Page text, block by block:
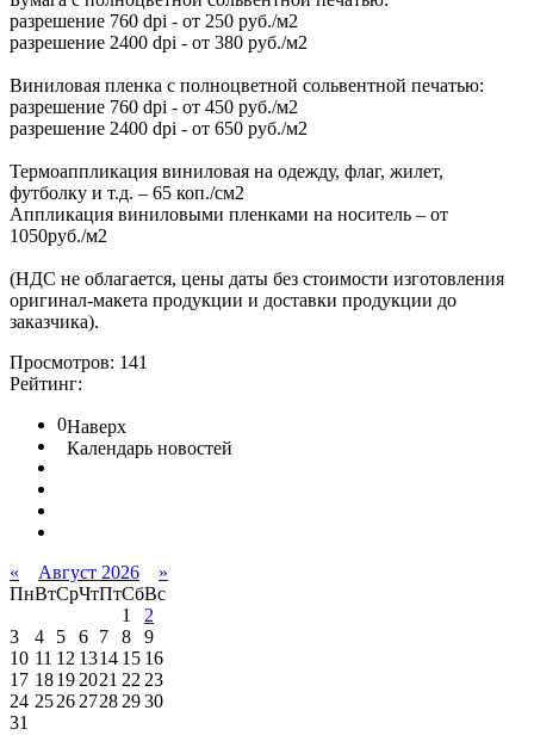
разрешение 760 dpi - от 250 руб./м2
разрешение 2400 dpi - от 380 руб./м2
Виниловая пленка с полноцветной сольвентной печатью:
разрешение 760 dpi - от 450 руб./м2
разрешение 2400 dpi - от 650 руб./м2
Термоаппликация виниловая на одежду, флаг, жилет,
футболку и т.д. – 65 коп./см2
Аппликация виниловыми пленками на носитель – от
1050руб./м2
(НДС не облагается, цены даты без стоимости изготовления
оригинал-макета продукции и доставки продукции до
заказчика).
Просмотров: 141
Рейтинг:
0Наверх
Календарь новостей
« Август 2026
»
ПнВтСрЧтПтСбВс
1
2
3
4 5 6 7 8
9
10 11 12 1314 15 16
17 18192021 2223
24 252627282930
31